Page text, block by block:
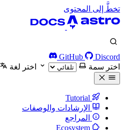
تخطَّ إلى المحتوى
GitHub
Discord
اختر سمة
اختر لغة
الإرشادات والوصفات
المراجع